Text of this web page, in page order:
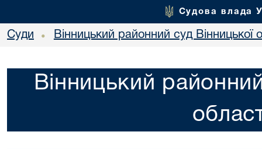
Судова влада
Суди • Вінницький районний суд Вінницької
Вінницький